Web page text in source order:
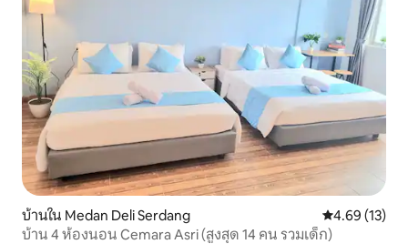
บ้านใน Medan Deli Serdang คะแนนเฉลี่ย
4.69 (13)
บ้าน 4 ห้องนอน Cemara Asri (สูงสุด 14 คน รวมเด็ก)